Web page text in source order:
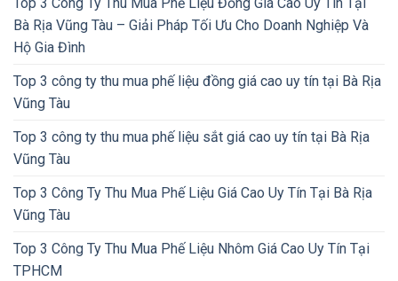
Bà Rịa Vũng Tàu – Giải Pháp Tối Ưu Cho Doanh Nghiệp Và
Hộ Gia Đình
Top 3 công ty thu mua phế liệu đồng giá cao uy tín tại Bà Rịa
Vũng Tàu
Top 3 công ty thu mua phế liệu sắt giá cao uy tín tại Bà Rịa
Vũng Tàu
Top 3 Công Ty Thu Mua Phế Liệu Giá Cao Uy Tín Tại Bà Rịa
Vũng Tàu
Top 3 Công Ty Thu Mua Phế Liệu Nhôm Giá Cao Uy Tín Tại
TPHCM